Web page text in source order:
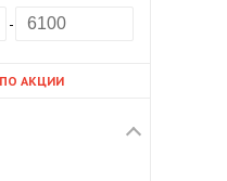
-
АКЦИИ